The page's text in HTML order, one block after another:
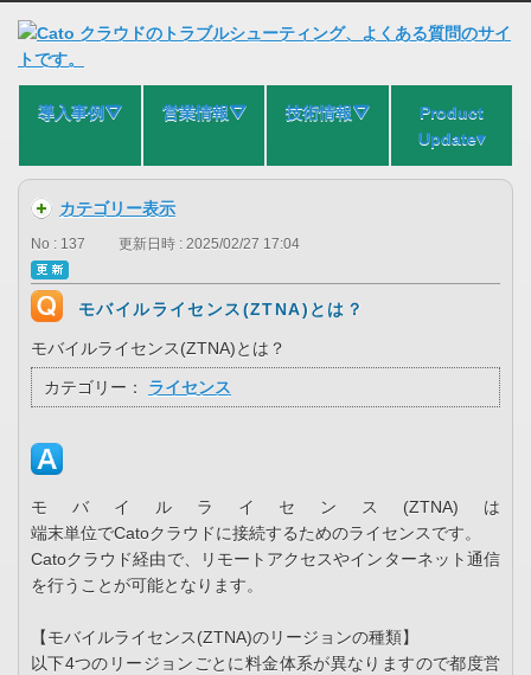
導入事例⛛ 営業情報⛛ 技術情報⛛
Product
Update▾
カテゴリー表示
No : 137 更新日時 : 2025/02/27 17:04
モバイルライセンス(ZTNA)とは？
モバイルライセンス(ZTNA)とは？
カテゴリー： ライセンス
モバイルライセンス(ZTNA)は
端末単位でCatoクラウドに接続するためのライセンスです。
Catoクラウド経由で、リモートアクセスやインターネット通信
を行うことが可能となります。
【モバイルライセンス(ZTNA)のリージョンの種類】
以下4つのリージョンごとに料金体系が異なりますので都度営